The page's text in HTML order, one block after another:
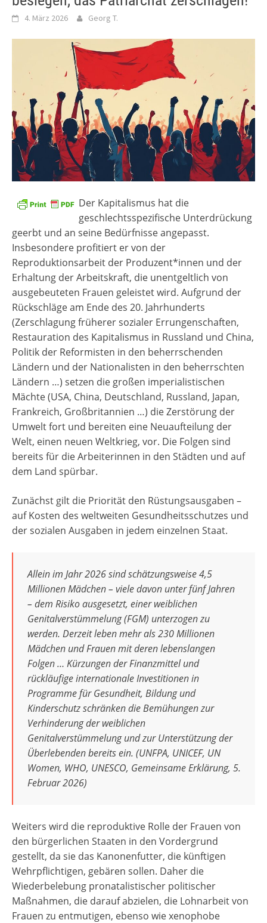
4. März 2026 Georg T.
Der Kapitalismus hat die
geschlechtsspezifische Unterdrückung
geerbt und an seine Bedürfnisse angepasst.
Insbesondere profitiert er von der
Reproduktionsarbeit der Produzent*innen und der
Erhaltung der Arbeitskraft, die unentgeltlich von
ausgebeuteten Frauen geleistet wird. Aufgrund der
Rückschläge am Ende des 20. Jahrhunderts
(Zerschlagung früherer sozialer Errungenschaften,
Restauration des Kapitalismus in Russland und China,
Politik der Reformisten in den beherrschenden
Ländern und der Nationalisten in den beherrschten
Ländern …) setzen die großen imperialistischen
Mächte (USA, China, Deutschland, Russland, Japan,
Frankreich, Großbritannien …) die Zerstörung der
Umwelt fort und bereiten eine Neuaufteilung der
Welt, einen neuen Weltkrieg, vor. Die Folgen sind
bereits für die Arbeiterinnen in den Städten und auf
dem Land spürbar.
Zunächst gilt die Priorität den Rüstungsausgaben –
auf Kosten des weltweiten Gesundheitsschutzes und
der sozialen Ausgaben in jedem einzelnen Staat.
Allein im Jahr 2026 sind schätzungsweise 4,5
Millionen Mädchen – viele davon unter fünf Jahren
– dem Risiko ausgesetzt, einer weiblichen
Genitalverstümmelung (FGM) unterzogen zu
werden. Derzeit leben mehr als 230 Millionen
Mädchen und Frauen mit deren lebenslangen
Folgen … Kürzungen der Finanzmittel und
rückläufige internationale Investitionen in
Programme für Gesundheit, Bildung und
Kinderschutz schränken die Bemühungen zur
Verhinderung der weiblichen
Genitalverstümmelung und zur Unterstützung der
Überlebenden bereits ein. (UNFPA, UNICEF, UN
Women, WHO, UNESCO, Gemeinsame Erklärung, 5.
Februar 2026)
Weiters wird die reproduktive Rolle der Frauen von
den bürgerlichen Staaten in den Vordergrund
gestellt, da sie das Kanonenfutter, die künftigen
Wehrpflichtigen, gebären sollen. Daher die
Wiederbelebung pronatalistischer politischer
Maßnahmen, die darauf abzielen, die Lohnarbeit von
Frauen zu entmutigen, ebenso wie xenophobe